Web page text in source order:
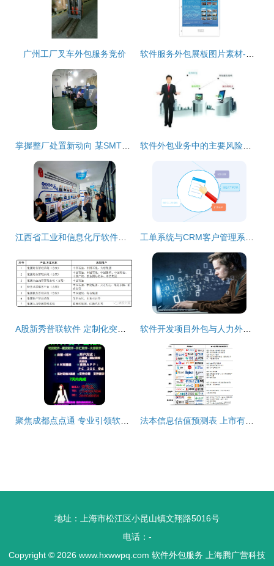
广州工厂叉车外包服务竞价
地址：上海市松江区小昆山镇文翔路5016号
电话：-
Copyright © 2026 www.hxwwpq.com 软件外包服务 上海腾广营科技